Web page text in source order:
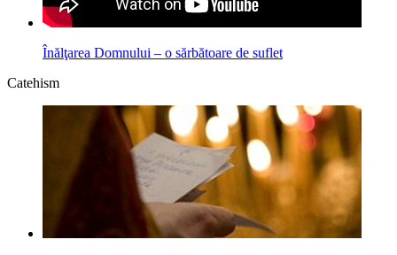
Înălţarea Domnului – o sărbătoare de suflet
Catehism